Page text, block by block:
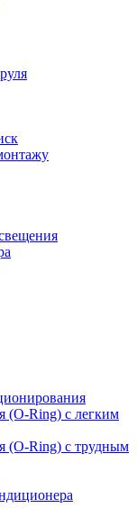
(O-Ring) с легким
(O-Ring) с трудным